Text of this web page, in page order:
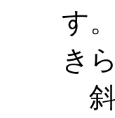
す
き
斜